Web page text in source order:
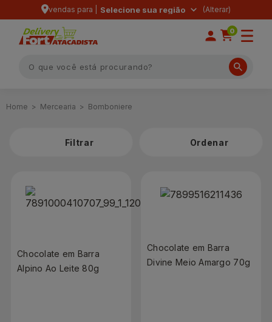
vendas para | Selecione sua região
0
Mercearia Bomboniere
Filtrar
Chocolate em Barra
Alpino Ao Leite 80g
Chocolate em Barra
Divine Meio Amargo 70g